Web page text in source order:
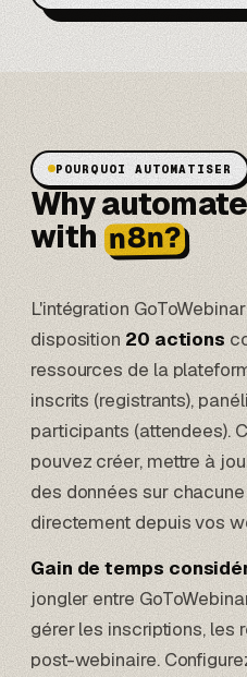
POURQUOI AUTOMATISER
Why
with n8n?
L'intégration
disposition 20 actions
ressources de la
inscrits (registrants),
participants (attendees).
pouvez créer, mettre à
des données sur
directement depuis vos
Gain de temps
jongler entre
gérer les inscriptions, les
post-webinaire.